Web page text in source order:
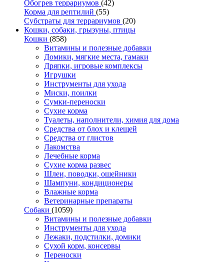
Обогрев террариумов (42)
Корма для рептилий (55)
Субстраты для террариумов (20)
Кошки, собаки, грызуны, птицы
Кошки (858)
Витамины и полезные добавки
Домики, мягкие места, гамаки
Дряпки, игровые комплексы
Игрушки
Инструменты для ухода
Миски, поилки
Сумки-переноски
Сухие корма
Туалеты, наполнители, химия для дома
Средства от блох и клещей
Средства от глистов
Лакомства
Лечебные корма
Сухие корма развес
Шлеи, поводки, ошейники
Шампуни, кондиционеры
Влажные корма
Ветеринарные препараты
Собаки (1059)
Витамины и полезные добавки
Инструменты для ухода
Лежаки, подстилки, домики
Сухой корм, консервы
Переноски